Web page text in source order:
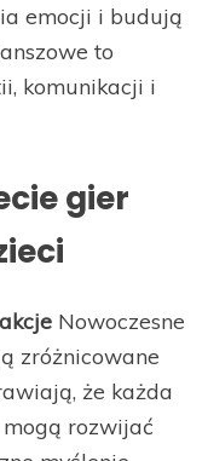
emocji i budują
to
komunikacji i
gier
Nowoczesne
zróżnicowane
że każda
rozwijać